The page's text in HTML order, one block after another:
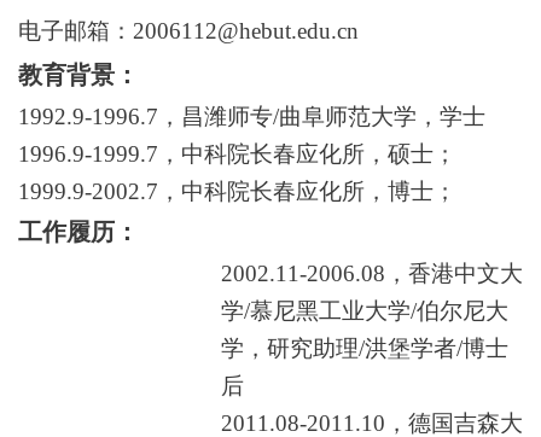
电子邮箱：2006112@hebut.edu.cn
教育背景：
1992.9-1996.7 ，昌潍师专/曲阜师范大学，学士
1996.9-1999.7 ，中科院长春应化所，硕士；
1999.9-2002.7 ，中科院长春应化所，博士；
工作履历：
2002.11-2006.08 ，香港中文大
学/慕尼黑工业大学/伯尔尼大
学，研究助理/洪堡学者/博士
后
2011.08-2011.10 ，德国吉森大